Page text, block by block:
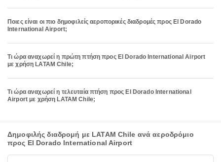
Ποιες είναι οι πιο δημοφιλείς αεροπορικές διαδρομές προς El Dorado
International Airport;
Τι ώρα αναχωρεί η πρώτη πτήση προς El Dorado International Airport
με χρήση LATAM Chile;
Τι ώρα αναχωρεί η τελευταία πτήση προς El Dorado International
Airport με χρήση LATAM Chile;
Δημοφιλής διαδρομή με LATAM Chile ανά αεροδρόμιο
προς El Dorado International Airport